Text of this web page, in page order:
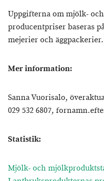
Uppgifterna om mjölk-
producentpriser baseras
mejerier och äggpackerier.
Mer information:
Sanna Vuorisalo,
029 532 6807,
Statistik:
Mjölk- och